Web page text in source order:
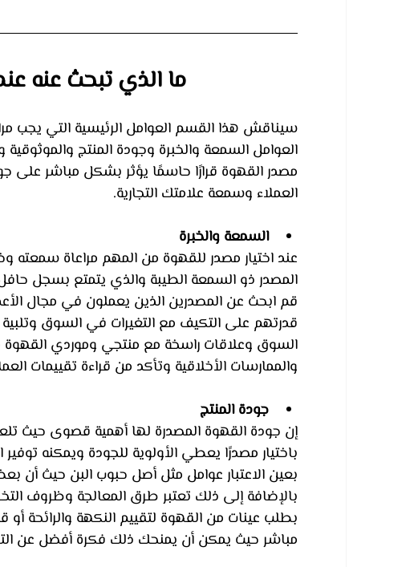
ما الذي تبحث عنه
سيناقش هذا القسم العوامل الرئيسية التي يجب
العوامل السمعة والخبرة وجودة المنتج
مصدر القهوة قرارًا حاسمًا يؤثر بشكل مباشر على
العملاء وسمعة علامتك التجارية.
السمعة والخبرة
عند اختيار مصدر للقهوة من المهم مراعاة سمعته
المصدر ذو السمعة الطيبة والذي يتمتع بسجل
قم ابحث عن المصدرين الذين يعملون في مجال
قدرتهم على التكيف مع التغيرات في السوق
السوق وعلاقات راسخة مع منتجي وموردي
والممارسات الأخلاقية وتأكد من قراءة تقييمات
جودة المنتج
إن جودة القهوة المصدرة لها أهمية قصوى حيث
باختيار مصدرًا يعطي الأولوية للجودة ويمكنه
بعين الاعتبار عوامل مثل أصل حبوب البن حيث أن
بالإضافة إلى ذلك تعتبر طرق المعالجة وظروف
بطلب عينات من القهوة لتقييم النكهة والرائحة
مباشر حيث يمكن أن يمنحك ذلك فكرة أفضل عن